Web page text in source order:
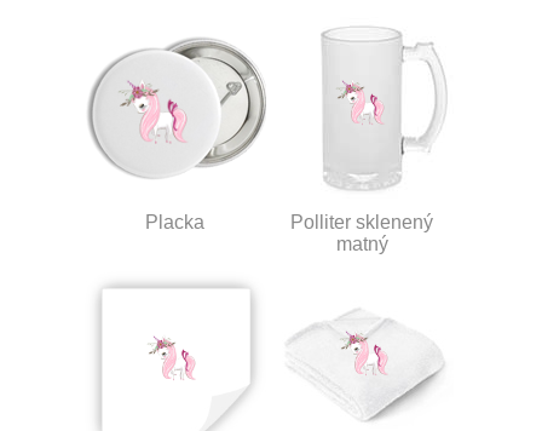
Placka
Polliter sklenený
matný